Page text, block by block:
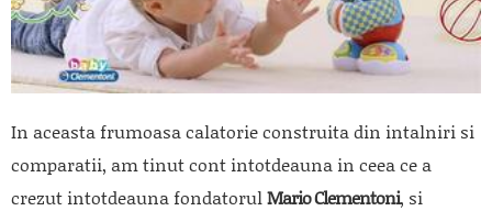
In aceasta frumoasa calatorie construita din intalniri si
comparatii, am tinut cont intotdeauna in ceea ce a
crezut intotdeauna fondatorulMario Clementoni, si